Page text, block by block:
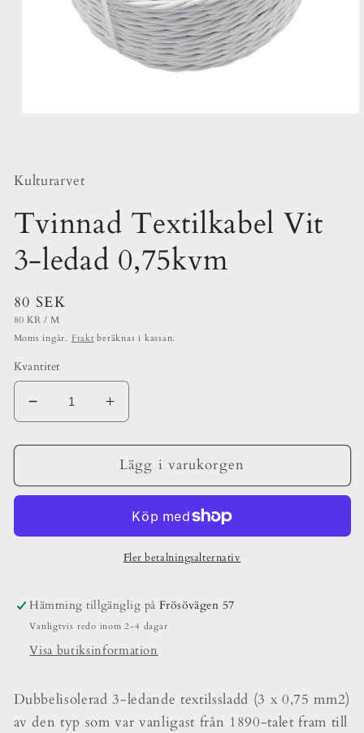
Kulturarvet
Tvinnad Textilkabel Vit
3-ledad 0,75kvm
Ordinarie
pris
80 SEK
ENHETSPRIS
80 KR / PER
M
Moms ingår. Fraktberäknas i kassan.
Kvantitet
Minska
kvantitet
för
Textilkabel
ledad
Öka
kvantitet
för
Tvinnad
Textilkabel
ledad
0,75kvm
Lägg i varukorgen
Fler betalningsalternativ
Hämtning tillgänglig på Frösövägen 57
Vanligtvis redo inom 2-4 dagar
Visa butiksinformation
Dubbelisolerad 3-ledande textilssladd (3 x 0,75 mm2)
av den typ som var vanligast från 1890-talet fram till